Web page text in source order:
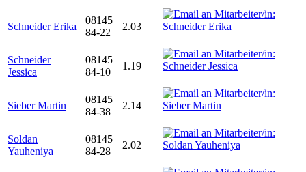
Schneider Erika
08145
84-22
2.03
Schneider
Jessica
08145
84-10
1.19
Sieber Martin
08145
84-38
2.14
Soldan
Yauheniya
08145
84-28
2.02